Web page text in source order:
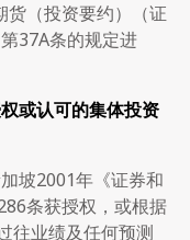
（投资要约）（证
37A条的规定进
或认可的集体投资
坡2001年《证券和
条获授权，或根据
往业绩及任何预测